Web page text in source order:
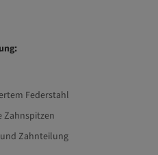
Federstahl
Zahnspitzen
Zahnteilung